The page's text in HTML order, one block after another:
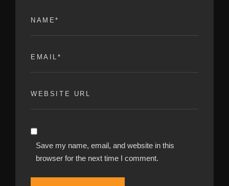
Save my name, email, and website in this
browser for the next time I comment.